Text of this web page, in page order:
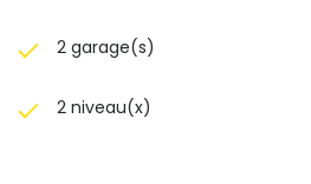
2 garage(s)
2 niveau(x)